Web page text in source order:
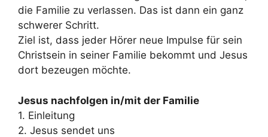
die Familie zu verlassen. Das ist dann ein ganz
schwerer Schritt.
Ziel ist, dass jeder Hörer neue Impulse für sein
Christsein in seiner Familie bekommt und Jesus
dort bezeugen möchte.
Jesus nachfolgen in/mit der Familie
1. Einleitung
2. Jesus sendet uns